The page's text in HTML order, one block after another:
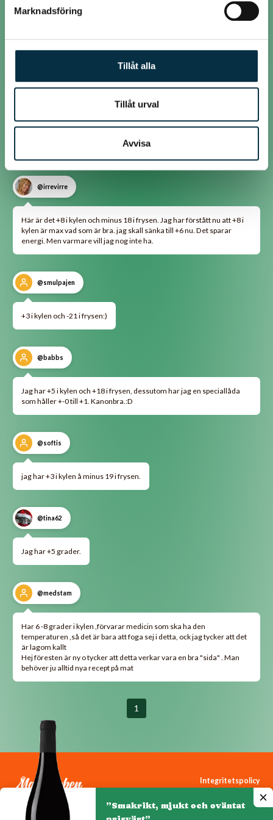
Marknadsföring
Tillåt alla
Tillåt urval
Avvisa
kalljäsning av denna temperatur.
@jowa
grader som jag testade under en kortare period. I frysen har jag -20
kallare. Glass skall ätas iskall och inte ljummen!
@irrevirre
Här är det +8 i kylen och minus 18 i frysen. Jag har förstått nu att +8 i
kylen är max vad som är bra. jag skall sänka till +6 nu. Det sparar
energi. Men varmare vill jag nog inte ha.
@smulpajen
+3 i kylen och -21 i frysen:)
@babbs
Jag har +5 i kylen och +18 i frysen, dessutom har jag en speciallåda
som håller +-0 till +1. Kanonbra.:D
@softis
jag har +3 i kylen å minus 19 i frysen.
@tina62
Jag har +5 grader.
@medstam
Har 6 -8 grader i kylen ,förvarar medicin som ska ha den
temperaturen ,så det är bara att foga sej i detta, ock jag tycker att det
är lagom kallt
Hej föresten är ny o tycker att detta verkar vara en bra "sida" . Man
behöver ju alltid nya recept på mat
1
Integritetspolicy
Cookiepolicy
”Smakrikt, mjukt och oväntat